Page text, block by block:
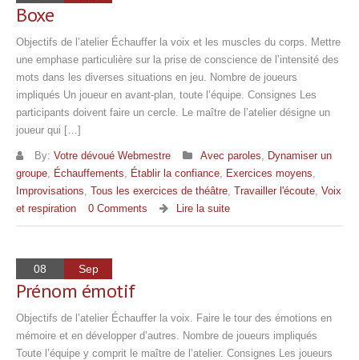
Boxe
Objectifs de l’atelier Échauffer la voix et les muscles du corps. Mettre
une emphase particulière sur la prise de conscience de l’intensité des
mots dans les diverses situations en jeu. Nombre de joueurs
impliqués Un joueur en avant-plan, toute l’équipe. Consignes Les
participants doivent faire un cercle. Le maître de l’atelier désigne un
joueur qui […]
By: Votre dévoué Webmestre Avec paroles, Dynamiser un
groupe, Échauffements, Établir la confiance, Exercices moyens,
Improvisations, Tous les exercices de théâtre, Travailler l'écoute, Voix
et respiration
0 Comments Lire la suite
08 Sep
Prénom émotif
Objectifs de l’atelier Échauffer la voix. Faire le tour des émotions en
mémoire et en développer d’autres. Nombre de joueurs impliqués
Toute l’équipe y comprit le maître de l’atelier. Consignes Les joueurs